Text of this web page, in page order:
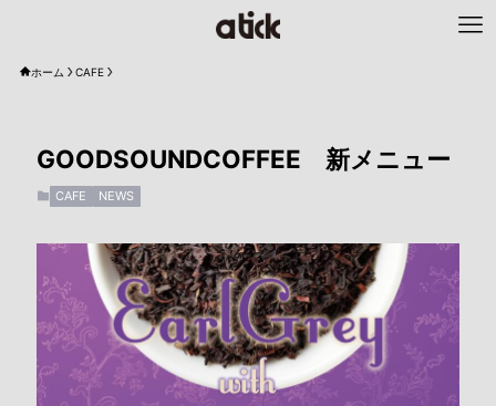
ホーム CAFE
GOODSOUNDCOFFEE 新メニュー
CAFE NEWS